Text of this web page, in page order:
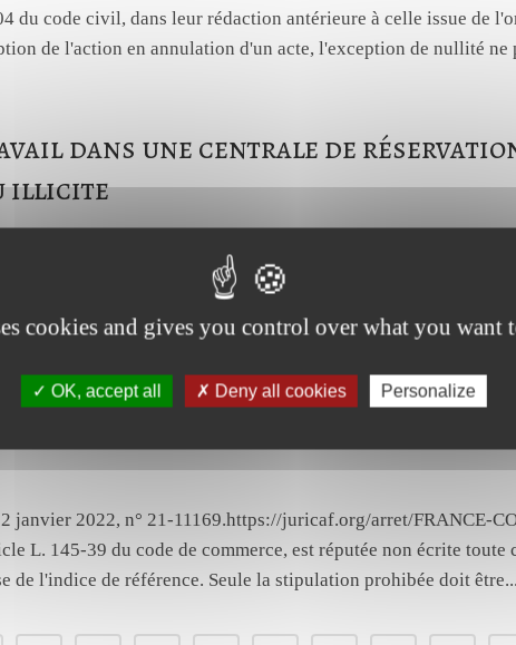
du code civil, dans leur rédaction antérieure à celle issue de
de l'action en annulation d'un acte, l'exception de nullité ne
dans une centrale de
illicite
2022, n° 20-11139.https://juricaf.org/arret/FRANCE-
centrale de réservation de taxis en région parisienne, a aussi,
avec chauffeur (VTC). Elle proposait la réservation de ses
janvier 2022, n° 21-11169.https://juricaf.org/arret/FRANCE-
L. 145-39 du code de commerce, est réputée non écrite
de l'indice de référence. Seule la stipulation prohibée doit être...
cookies and gives you control over what you want
OK, accept all Deny all cookies Personalize